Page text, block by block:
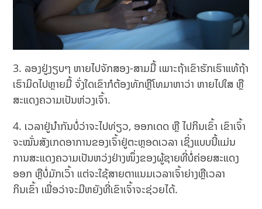
3. ລອງຢູ່ງຽບໆ ຫາຍໄປຈັກສອງ-ສາມມື້ ເພາະຖ້າເຂົາຮັກເຮົາແທ້ຖ້າ
ເຮົາມິດໄປຫຼາຍມື້ ຈັ່ງໃດເຂົາກໍຕ້ອງທັກຫຼືໂທມາຫາວ່າ ຫາຍໄປໃສ ຫຼື
ສະແດງຄວາມເປັນຫ່ວງເຈົ້າ.
4. ເວລາຢູ່ນຳກັນບໍ່ວ່າຈະໄປທ່ຽວ, ອອກເດດ ຫຼື ໄປກິນເຂົ້າ ເຂົາເຈົ້າ
ຈະໝັ່ນສັງເກດອາການຂອງເຈົ້າຢູ່ຕະຫຼອດເວລາ ເຊິ່ງແບບນີ້ແມ່ນ
ການສະແດງຄວາມເປັນຫວ່ງຢ່າງໜຶ່ງຂອງຜູ້ຊາຍທີ່ບໍ່ຄ່ອຍສະແດງ
ອອກ ຫຼືບໍ່ມັກເວົ້າ ແຕ່ຈະໃຊ້ສາຍຕາແນມເວລາເຈົ້າຍ່າງຫຼືເວລາ
ກິນເຂົ້າ ເພື່ອວ່າຈະມີຫຍັງທີ່ເຂົາເຈົ້າຈະຊ່ວຍໄດ້.